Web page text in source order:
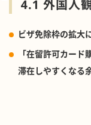
4.1 外国人
ビザ免除枠の拡大
「在留許可カー
滞在しやすくなる